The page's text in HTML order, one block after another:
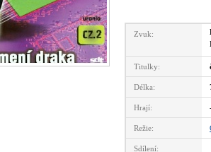
Zvuk:
Titulky:
Délka:
Hrají:
Režie:
Sdílení: